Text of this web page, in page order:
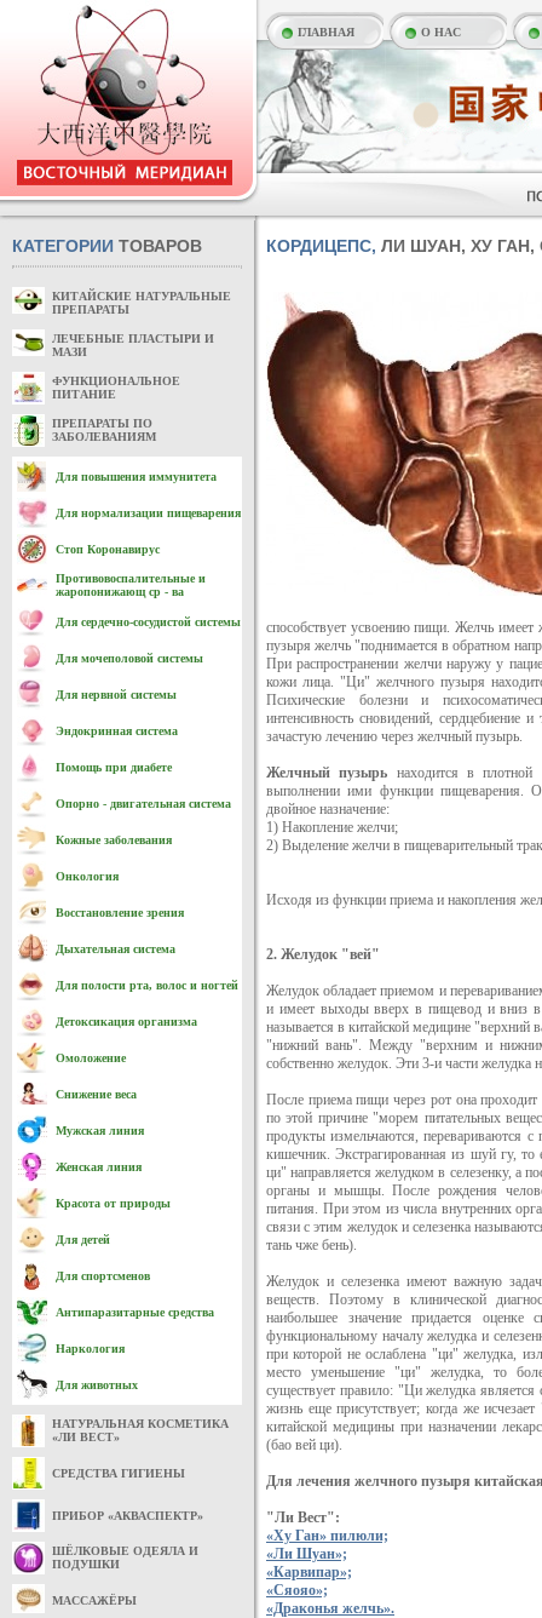
ГЛАВНАЯ О НАС
КАТЕГОРИИ ТОВАРОВ
КИТАЙСКИЕ НАТУРАЛЬНЫЕ
ПРЕПАРАТЫ
ЛЕЧЕБНЫЕ ПЛАСТЫРИ И
МАЗИ
ФУНКЦИОНАЛЬНОЕ
ПИТАНИЕ
ПРЕПАРАТЫ ПО
ЗАБОЛЕВАНИЯМ
Для повышения иммунитета
Для нормализации пищеварения
Стоп Коронавирус
Противовоспалительные и
жаропонижающ ср - ва
Для сердечно-cосудистой системы
Для мочеполовой системы
Для нервной системы
Эндокринная система
Помощь при диабете
Опорно - двигательная система
Кожные заболевания
Онкология
Восстановление зрения
Дыхательная система
Для полости рта, волос и ногтей
Детоксикация организма
Омоложение
Снижение веса
Мужская линия
Женская линия
Красота от природы
Для детей
Для спортсменов
Антипаразитарные средства
Наркология
Для животных
НАТУРАЛЬНАЯ КОСМЕТИКА
«ЛИ ВЕСТ»
СРЕДСТВА ГИГИЕНЫ
ПРИБОР «АКВАСПЕКТР»
ШЁЛКОВЫЕ ОДЕЯЛА И
ПОДУШКИ
МАССАЖЁРЫ
КОРДИЦЕПС, ЛИ ШУАН, ХУ
способствует усвоению пищи. Желчь
пузыря желчь "поднимается в обратном
При распространении желчи наружу у
кожи лица. "Ци" желчного пузыря
Психические болезни и
интенсивность сновидений, сердцебиение
зачастую лечению через желчный пузырь.
Желчный пузырь находится в
выполнении ими функции пищеварения.
двойное назначение:
1) Накопление желчи;
2) Выделение желчи в пищеварительный
Исходя из функции приема и накопления
2. Желудок "вей"
Желудок обладает приемом и
и имеет выходы вверх в пищевод и вниз в
называется в китайской медицине "верхний
"нижний вань". Между "верхним и нижним
собственно желудок. Эти 3-и части
После приема пищи через рот она
по этой причине "морем питательных
продукты измельчаются, перевариваются
кишечник. Экстрагированная из шуй гу, то
ци" направляется желудком в селезенку, а
органы и мышцы. После рождения
питания. При этом из числа внутренних
связи с этим желудок и селезенка
тань чже бень).
Желудок и селезенка имеют важную
веществ. Поэтому в клинической
наибольшее значение придается
функциональному началу желудка и
при которой не ослаблена "ци" желудка,
место уменьшение "ци" желудка, то
существует правило: "Ци желудка
жизнь еще присутствует; когда же
китайской медицины при назначении
(бао вей ци).
Для лечения желчного пузыря
"Ли Вест":
«Ху Ган» пилюли;
«Ли Шуан»;
«Карвипар»;
«Сяояо»;
«Драконья желчь».